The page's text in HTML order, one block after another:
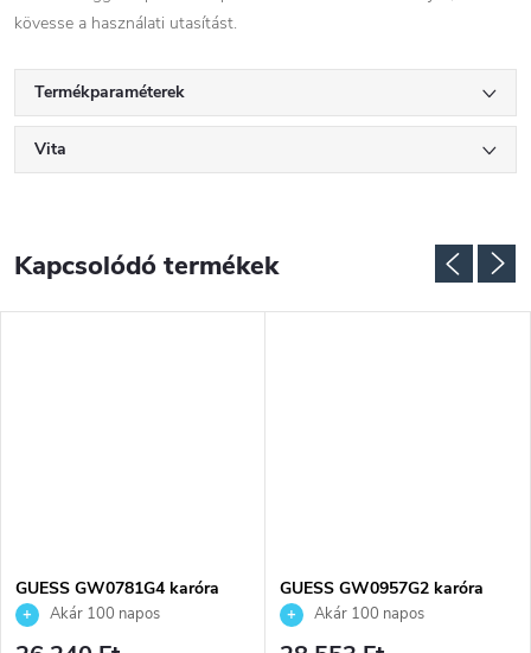
kövesse a használati utasítást.
Termékparaméterek
Vita
Kapcsolódó termékek
GUESS GW0781G4 karóra
Akár 100 napos
visszaküldési lehetőség. Hivatalos
GUESS GW0957G2 karóra
Akár 100 napos
visszaküldési lehetőség. Hivatalos